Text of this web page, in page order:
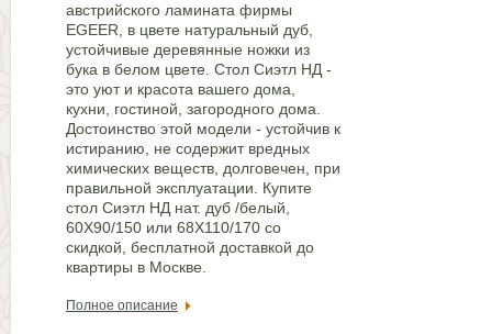
австрийского ламината фирмы
EGEER, в цвете натуральный дуб,
устойчивые деревянные ножки из
бука в белом цвете. Стол Сиэтл НД -
это уют и красота вашего дома,
кухни, гостиной, загородного дома.
Достоинство этой модели - устойчив к
истиранию, не содержит вредных
химических веществ, долговечен, при
правильной эксплуатации. Купите
стол Сиэтл НД нат. дуб /белый,
60Х90/150 или 68Х110/170 со
скидкой, бесплатной доставкой до
квартиры в Москве.
Полное описание